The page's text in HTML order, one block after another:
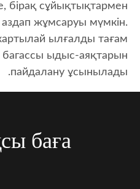
бірақ сұйықтықтармен
жұмсаруы мүмкін.
ылғалды тағам
багассы ыдыс-аяқтарын
пайдалану ұсынылады.
баға